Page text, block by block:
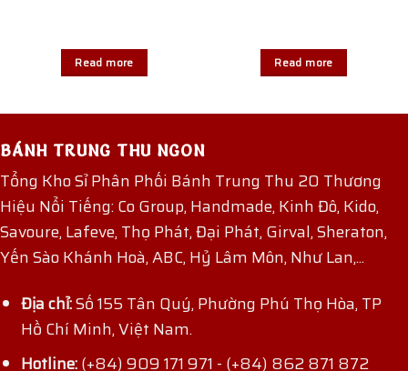
Read more Read more
BÁNH TRUNG THU NGON
Tổng Kho Sỉ Phân Phối Bánh Trung Thu 20 Thương
Hiệu Nổi Tiếng: Co Group, Handmade, Kinh Đô, Kido,
Savoure, Lafeve, Thọ Phát, Đại Phát, Girval, Sheraton,
Yến Sào Khánh Hoà, ABC, Hỷ Lâm Môn, Như Lan,...
Địa chỉ:Số 155 Tân Quý, Phường Phú Thọ Hòa, TP
Hồ Chí Minh, Việt Nam.
Hotline:(+84) 909 171 971 - (+84) 862 871 872